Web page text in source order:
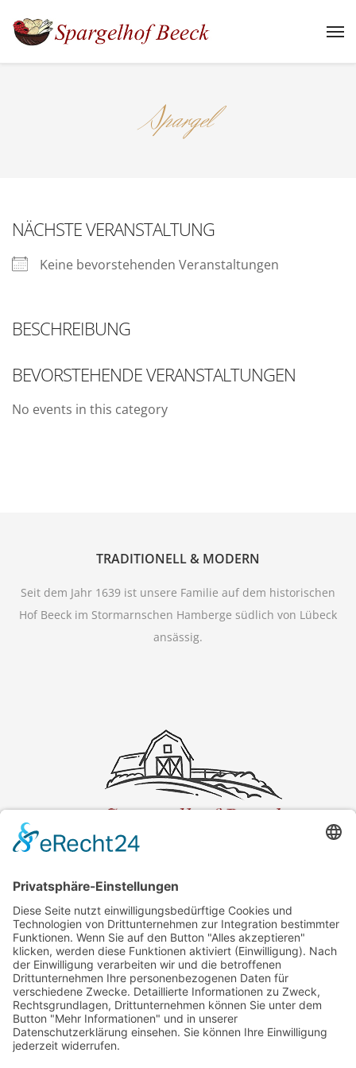
Spargel
NÄCHSTE VERANSTALTUNG
Keine bevorstehenden Veranstaltungen
BESCHREIBUNG
BEVORSTEHENDE VERANSTALTUNGEN
No events in this category
TRADITIONELL & MODERN
Seit dem Jahr 1639 ist unsere Familie auf dem historischen
Hof Beeck im Stormarnschen Hamberge südlich von Lübeck
ansässig.
KONTAKT
Adresse: Spargelhof Beeck
Eichenweg 6
23619 Hamberge
Telefon: